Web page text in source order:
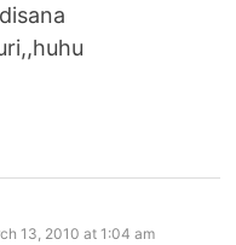
13, 2010 at 1:04 am